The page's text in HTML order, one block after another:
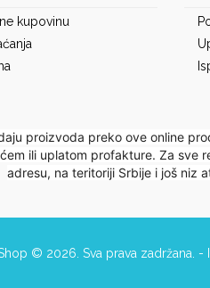
kupovinu
proizvoda preko ove online
ili uplatom profakture. Za
adresu, na teritoriji Srbije i još niz
© 2026. Sva prava zadržana. -